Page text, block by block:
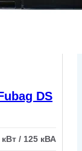
DS
кВт / 125 кВА